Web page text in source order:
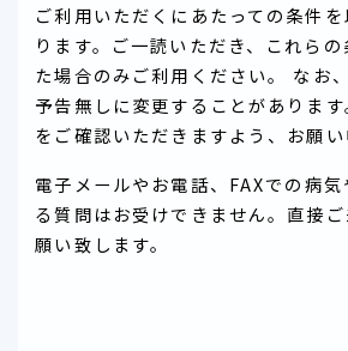
ご利用いただくにあたっての条件
ります。ご一読いただき、これら
た場合のみご利用ください。 なお
予告無しに変更することがありま
をご確認いただきますよう、お願い
電子メールやお電話、FAXでの病
る質問はお受けできません。直接
願い致します。